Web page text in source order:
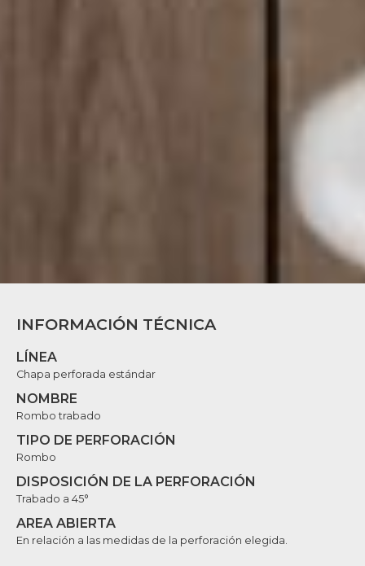
INFORMACIÓN TÉCNICA
LÍNEA
Chapa perforada estándar
NOMBRE
Rombo trabado
TIPO DE PERFORACIÓN
Rombo
DISPOSICIÓN DE LA PERFORACIÓN
Trabado a 45°
AREA ABIERTA
En relación a las medidas de la perforación elegida.